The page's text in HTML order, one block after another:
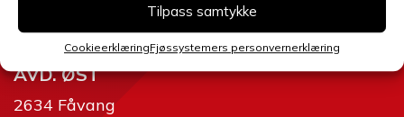
Tilpass samtykke
CookieerklæringFjøssystemers personvernerklæring
AVD. ØST
2634 Fåvang